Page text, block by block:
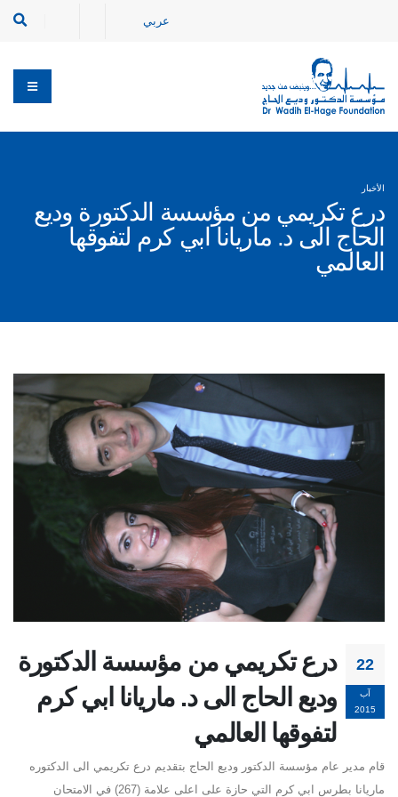
عربي
درع تكريمي من مؤسسة الدكتورة وديع
الحاج الى د. ماريانا ابي كرم لتفوقها
العالمي
الأخبار
22
آب
2015
درع تكريمي من مؤسسة الدكتورة
وديع الحاج الى د. ماريانا ابي كرم
لتفوقها العالمي
قام مدير عام مؤسسة الدكتور وديع الحاج بتقديم درع تكريمي الى الدكتوره
ماريانا بطرس ابي كرم التي حازة على اعلى علامة (267) في الامتحان